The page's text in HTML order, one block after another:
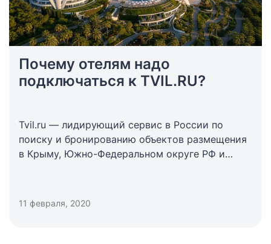
Почему отелям надо
подключаться к TVIL.RU?
Tvil.ru — лидирующий сервис в России по
поиску и бронированию объектов размещения
в Крыму, Южно-Федеральном округе РФ и
11 февраля, 2020